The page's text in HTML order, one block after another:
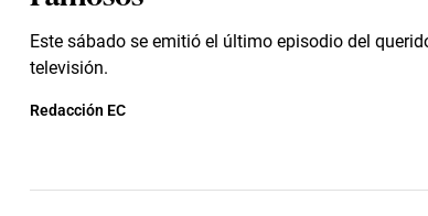
Este sábado se emitió el último episodio del
televisión.
Redacción EC